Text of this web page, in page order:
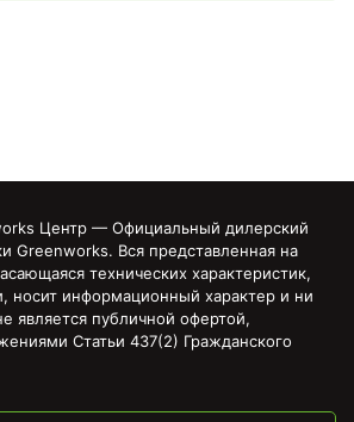
Центр — Официальный дилерский
Greenworks. Вся представленная на
технических характеристик,
носит информационный характер и ни
является публичной офертой,
Статьи 437(2) Гражданского